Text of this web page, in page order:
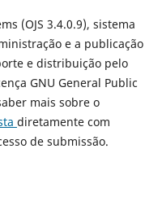
(OJS 3.4.0.9), sistema
e a publicação
e distribuição pelo
GNU General Public
mais sobre o
diretamente com
de submissão.